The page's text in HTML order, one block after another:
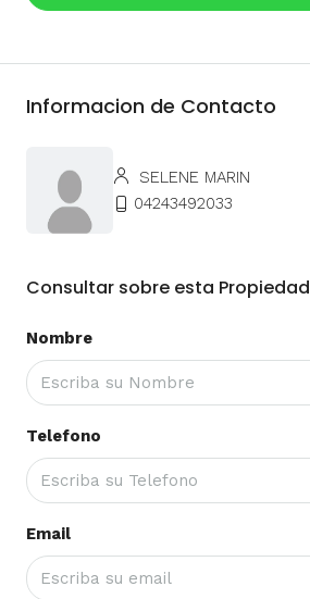
Informacion de Contacto
SELENE MARIN
04243492033
Consultar sobre esta Propiedad
Nombre
Telefono
Email